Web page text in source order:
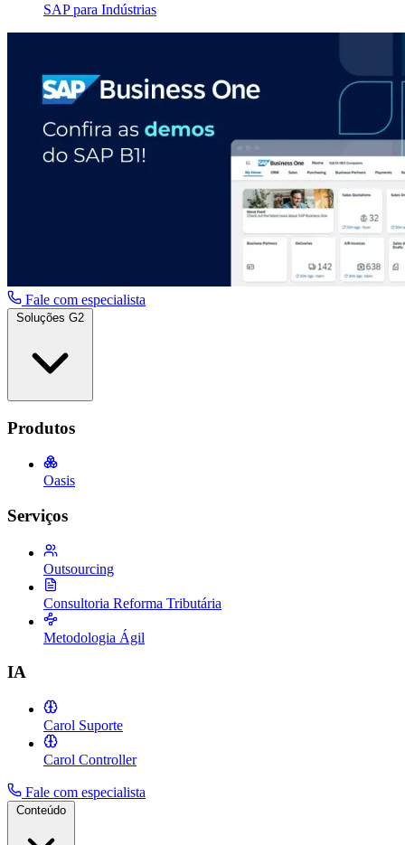
SAP para Indústrias
Fale com especialista
Produtos
Oasis
Serviços
Outsourcing
Consultoria Reforma Tributária
Metodologia Ágil
IA
Carol Suporte
Carol Controller
Fale com especialista